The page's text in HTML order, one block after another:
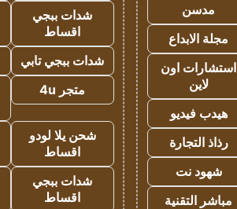
مدسن
مجلة الابداع
استشارات اون
لاين
هيدب فيديو
رذاذ التجارة
شهود نت
مباشر التقنية
شدات ببجي
اقساط
شدات ببجي تابي
متجر 4u
شحن يلا لودو
اقساط
شدات ببجي
اقساط